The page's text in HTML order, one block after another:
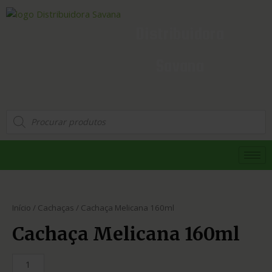
Início / Cachaças / Cachaça Melicana 160ml
Cachaça Melicana 160ml